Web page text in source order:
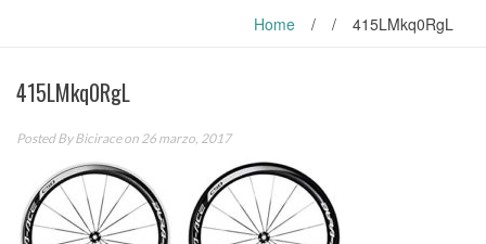
Home / / 415LMkq0RgL
415LMkq0RgL
Posted ByBiciraceon 26 marzo, 2017